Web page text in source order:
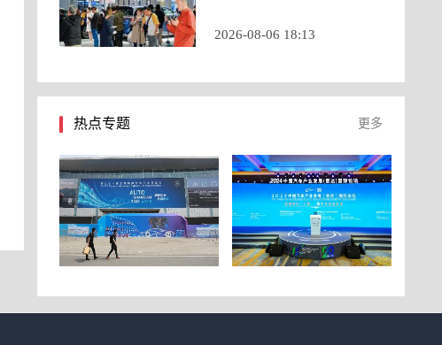
造产业新生态
2026-08-06 18:13
热点专题 更多